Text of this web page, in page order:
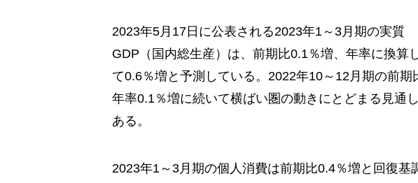
2023年5月17日に公表される2023年1～3月期の実質
GDP（国内総生産）は、前期比0.1％増、年率に換算
て0.6％増と予測している。2022年10～12月期の前期
年率0.1％増に続いて横ばい圏の動きにとどまる見通
ある。
2023年1～3月期の個人消費は前期比0.4％増と回復基